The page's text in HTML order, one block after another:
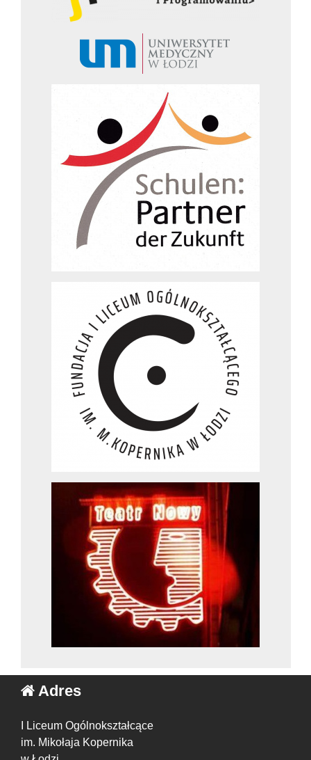
Adres
I Liceum Ogólnokształcące
im. Mikołaja Kopernika